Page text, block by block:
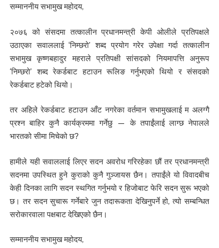
सम्माननीय सभामुख महोदय,
२०७६ को संसदमा तत्कालीन प्रधानमन्त्री केपी ओलीले प्रतिपक्षले
उठाएका सवाललाई ‘निम्छरो’ शब्द प्रयोग गरेर उपेक्षा गर्दा तत्कालीन
सभामुख कृष्णबहादुर महराले प्रतिपक्षी सांसदको नियमापत्ति अनुरूप
‘निम्छरो’ शब्द रेकर्डबाट हटाउन रूलिङ गर्नुभएको थियो र संसदको
रेकर्डबाट हटेको थियो।
तर अहिले रेकर्डबाट हटाउन आँट नगरेका वर्तमान सभामुखलाई म अलग्गै
प्रश्न बाहिर कुनै कार्यक्रममा गर्नेछु — के तपाईंलाई लाग्छ नेपालले
भारतको सीमा मिचेको छ?
हामीले यही सवाललाई लिएर सदन अवरोध गरिरहेका छौं तर प्रधानमन्त्री
सदनमा उपस्थित हुने कुराको कुनै गुञ्जायस छैन। तपाईंले यो विवादबीच
केही दिनका लागि सदन स्थगित गर्नुभयो र हिजोबाट फेरि सदन सुरू भएको
छ। तर सदन सुचारू गर्नेबारे जुन तदारूकता देखिनुपर्ने हो, त्यो सम्बन्धित
सरोकारवाला पक्षबाट देखिएको छैन।
सम्माननीय सभामुख महोदय,